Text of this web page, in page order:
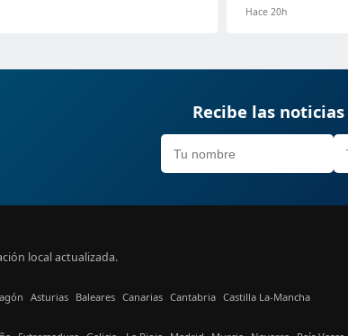
Hace 20h
Recibe las
local actualizada.
Asturias Baleares Canarias Cantabria Castilla La-Mancha